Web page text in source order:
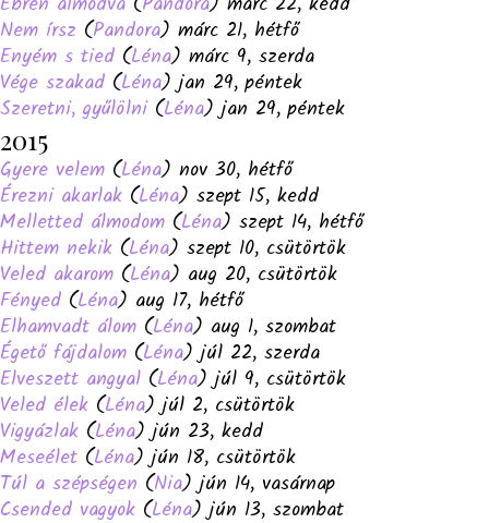
Nem írsz (Pandora) márc 21, hétfő
Enyém s tied (Léna) márc 9, szerda
Vége szakad (Léna) jan 29, péntek
Szeretni, gyűlölni(Léna) jan 29, péntek
2015
Gyere velem (Léna) nov 30, hétfő
Érezni akarlak (Léna) szept 15, kedd
Melletted álmodom (Léna) szept 14, hétfő
Hittem nekik (Léna) szept 10, csütörtök
Veled akarom (Léna) aug 20, csütörtök
Fényed (Léna) aug 17, hétfő
Elhamvadt álom (Léna) aug 1, szombat
Égető fájdalom (Léna) júl 22, szerda
Elveszett angyal (Léna) júl 9, csütörtök
Veled élek (Léna) júl 2, csütörtök
Vigyázlak (Léna) jún 23, kedd
Meseélet (Léna) jún 18, csütörtök
Túl a szépségen (Nia) jún 14, vasárnap
Csended vagyok (Léna) jún 13, szombat